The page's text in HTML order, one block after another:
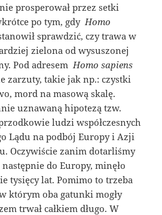
prosperował przez setki
po tym, gdy
Homo
sprawdzić, czy trawa w
zielona od wysuszonej
Pod adresem
Homo sapiens
zarzuty, takie jak np.: czystki
mord na masową skalę.
uznawaną hipotezą tzw.
ludzi współczesnych
Lądu na podbój Europy i Azji
Oczywiście zanim dotarliśmy
do Europy, minęło
tysięcy lat. Pomimo to trzeba
którym oba gatunki mogły
trwał całkiem długo. W